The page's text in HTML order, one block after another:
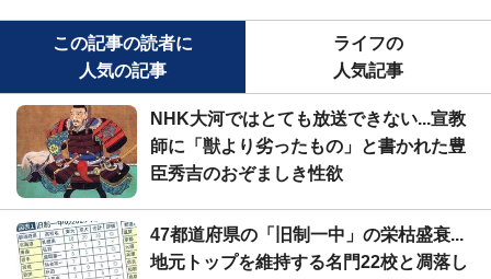
この記事の読者に
人気の記事
ライフの
人気記事
NHK大河ではとても放送できない...宣教
師に「獣より劣ったもの」と書かれた豊
臣秀吉のおぞましき性欲
47都道府県の「旧制一中」の栄枯盛衰...
地元トップを維持する名門22校と凋落し